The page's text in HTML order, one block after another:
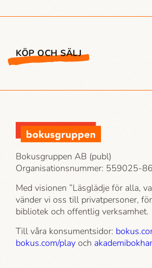
KÖP OCH SÄLJ
Bokusgruppen AB (publ)
Organisationsnummer: 559025-
Med visionen ”Läsglädje för alla,
vänder vi oss till privatpersoner,
bibliotek och offentlig verksamhet.
Till våra konsumentsidor:
bokus.com/play och